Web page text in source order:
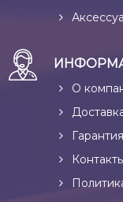
О
Гарантия